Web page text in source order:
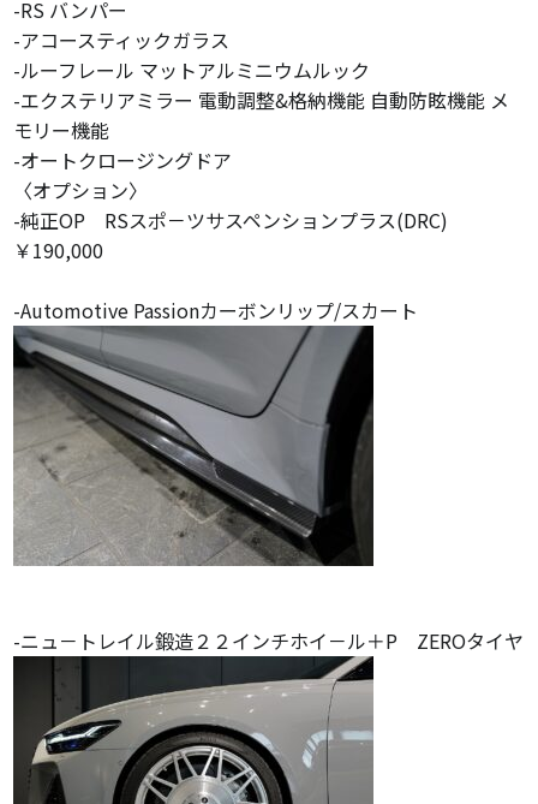
-RS バンパー
-アコースティックガラス
-ルーフレール マットアルミニウムルック
-エクステリアミラー 電動調整&格納機能 自動防眩機能 メ
モリー機能
-オートクロージングドア
〈オプション〉
-純正OP RSスポ－ツサスペンションプラス(DRC)
￥190,000
-Automotive Passionカーボンリップ/スカート
-ニュ－トレイル鍛造２２インチホイ－ル＋P ZEROタイヤ